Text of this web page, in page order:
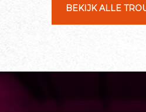
BEKIJK ALLE